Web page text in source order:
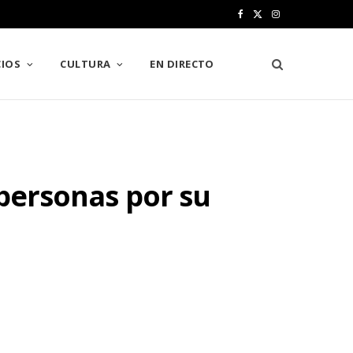
e w
I
s
t
CULTURA EN DIRECTO
por su